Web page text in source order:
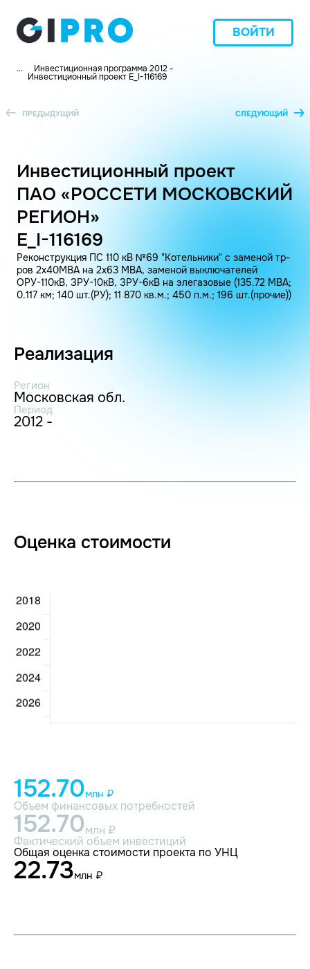
ВОЙТИ
... Инвестиционная программа 2012 -
Инвестиционный проект E_I-116169
ПРЕДЫДУЩИЙ СЛЕДУЮЩИЙ
Инвестиционный проект
ПАО «РОССЕТИ МОСКОВСКИЙ
РЕГИОН»
E_I-116169
Реконструкция ПС 110 кВ №69 "Котельники" с заменой тр-
ров 2х40МВА на 2х63 МВА, заменой выключателей
ОРУ-110кВ, ЗРУ-10кВ, ЗРУ-6кВ на элегазовые (135.72 МВА;
0.117 км; 140 шт.(РУ); 11 870 кв.м.; 450 п.м.; 196 шт.(прочие))
Реализация
Регион
Московская обл.
Период
2012 -
Оценка стоимости
152.70млн ₽
Объем финансовых потребностей
152.70млн ₽
Фактический объем инвестиций
Общая оценка стоимости проекта по УНЦ
22.73млн ₽